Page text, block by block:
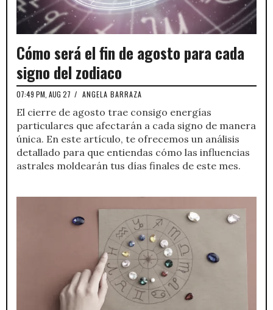
Cómo será el fin de agosto para cada
signo del zodiaco
07:49 PM, AUG 27 / ANGELA BARRAZA
El cierre de agosto trae consigo energías
particulares que afectarán a cada signo de manera
única. En este artículo, te ofrecemos un análisis
detallado para que entiendas cómo las influencias
astrales moldearán tus días finales de este mes.